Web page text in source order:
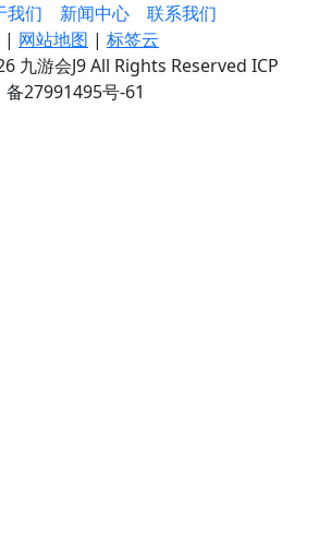
我们 新闻中心
联系我们
| 网站地图 | 标签云
九游会J9 All Rights Reserved ICP
备27991495号-61